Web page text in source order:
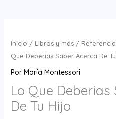
Inicio / Libros y más/
Que Deberias Saber Acerca De
Por María Montessori
Lo Que Deberias
De Tu Hijo
Que
Deberias
De
Tu